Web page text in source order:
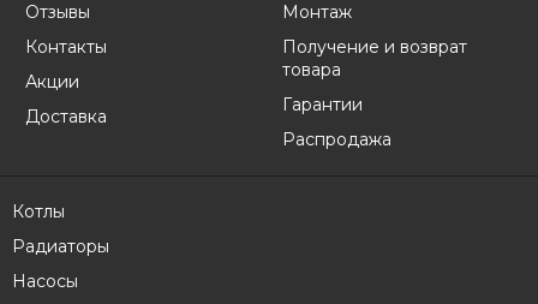
Отзывы
Контакты
Акции
Доставка
Монтаж
Получение и возврат
товара
Гарантии
Распродажа
Котлы
Радиаторы
Насосы